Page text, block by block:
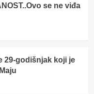
se ne viđa
29-godišnjak koji je